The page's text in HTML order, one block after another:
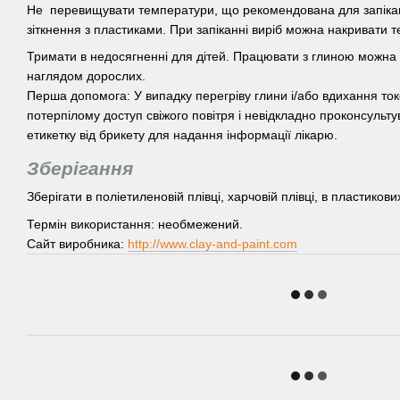
Не перевищувати температури, що рекомендована для
зіткнення з пластиками. При запіканні виріб можна
Тримати в недосягненні для дітей. Працювати з глиною можна
наглядом дорослих.
Перша допомога: У випадку перегріву глини і/або вдихання
потерпілому доступ свіжого повітря і невідкладно
етикетку від брикету для надання інформації лікарю.
Зберігання
Зберігати в поліетиленовій плівці, харчовій плівці, в
Термін використання: необмежений.
Сайт виробника: http://www.clay-and-paint.com